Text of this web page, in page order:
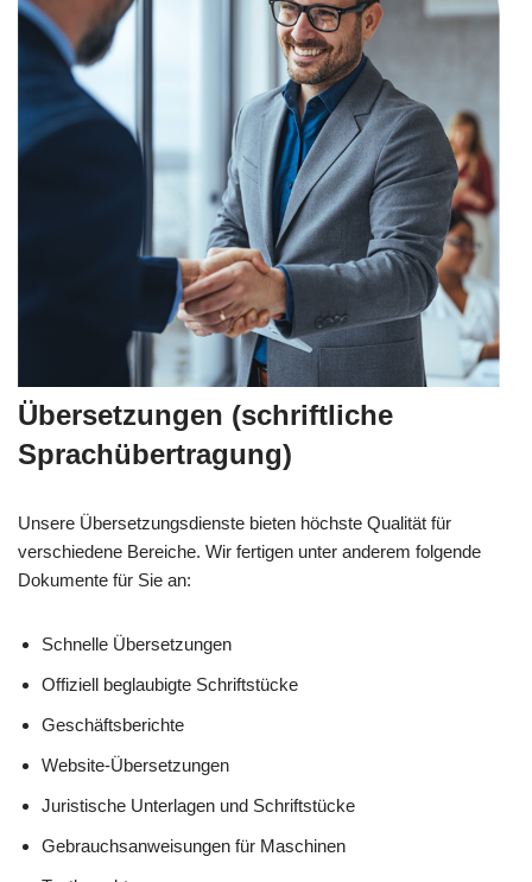
Übersetzungen (schriftliche
Sprachübertragung)
Unsere Übersetzungsdienste bieten höchste Qualität für
verschiedene Bereiche. Wir fertigen unter anderem folgende
Dokumente für Sie an:
Schnelle Übersetzungen
Offiziell beglaubigte Schriftstücke
Geschäftsberichte
Website-Übersetzungen
Juristische Unterlagen und Schriftstücke
Gebrauchsanweisungen für Maschinen